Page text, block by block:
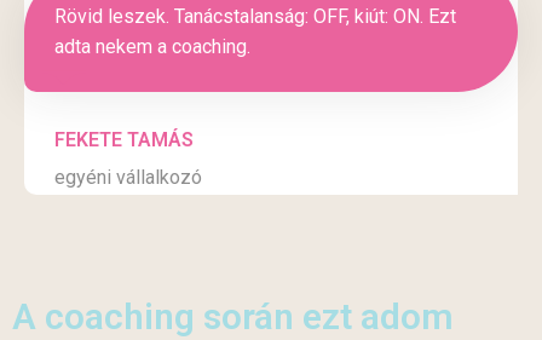
Rövid leszek. Tanácstalanság: OFF, kiút: ON. Ezt
adta nekem a coaching.
FEKETE TAMÁS
egyéni vállalkozó
A coaching során ezt adom